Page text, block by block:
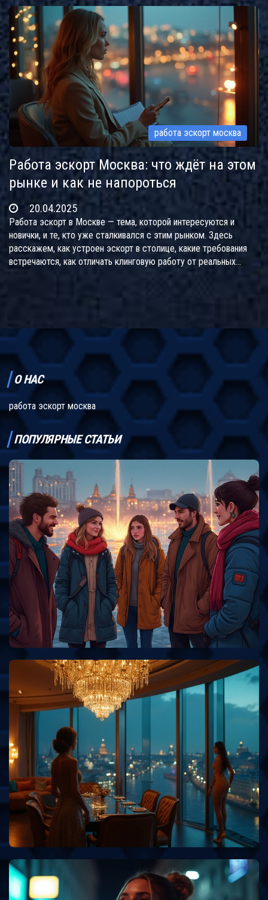
работа эскорт москва
Работа эскорт Москва: что ждёт на этом
рынке и как не напороться
20.04.2025
Работа эскорт в Москве — тема, которой интересуются и
новички, и те, кто уже сталкивался с этим рынком. Здесь
расскажем, как устроен эскорт в столице, какие требования
встречаются, как отличать клинговую работу от реальных
предложений, и на что обратить внимание, чтобы не попасть в
О НАС
работа эскорт москва
ПОПУЛЯРНЫЕ СТАТЬИ